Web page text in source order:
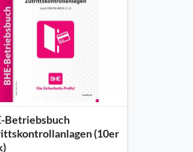
Betriebsbuch
(10er